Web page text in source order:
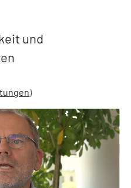
und
)